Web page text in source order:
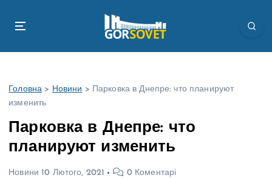
Головна > Новини >
Парковка в Днепре: что планируют
изменить
Парковка в Днепре: что
планируют изменить
Новини 10 Лютого, 2021 0 Коментарі